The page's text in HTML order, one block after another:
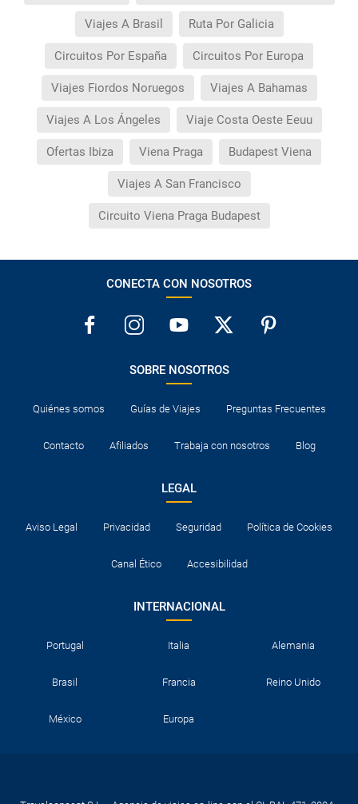
Viajes A Brasil Ruta Por Galicia
Circuitos Por España Circuitos Por Europa
Viajes Fiordos Noruegos Viajes A Bahamas
Viajes A Los Ángeles Viaje Costa Oeste Eeuu
Ofertas Ibiza Viena Praga Budapest Viena
Viajes A San Francisco
Circuito Viena Praga Budapest
CONECTA CON NOSOTROS
SOBRE NOSOTROS
Quiénes somos Guías de Viajes Preguntas Frecuentes
Contacto Afiliados Trabaja con nosotros Blog
LEGAL
Aviso Legal Privacidad Seguridad Política de Cookies
Canal Ético Accesibilidad
INTERNACIONAL
Portugal Italia Alemania
Brasil Francia Reino Unido
México Europa